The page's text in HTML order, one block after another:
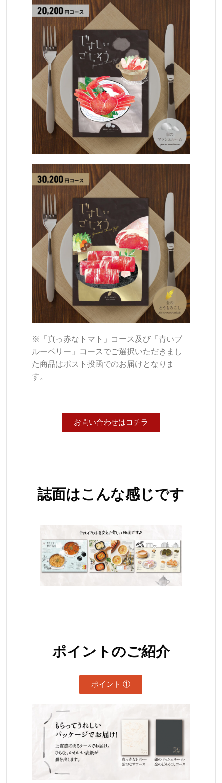
※「真っ赤なトマト」コース及び「青いブ
ルーベリー」コースでご選択いただきまし
た商品はポスト投函でのお届けとなりま
す。
お問い合わせはコチラ
誌面はこんな感じです
ポイントのご紹介
ポイント ①